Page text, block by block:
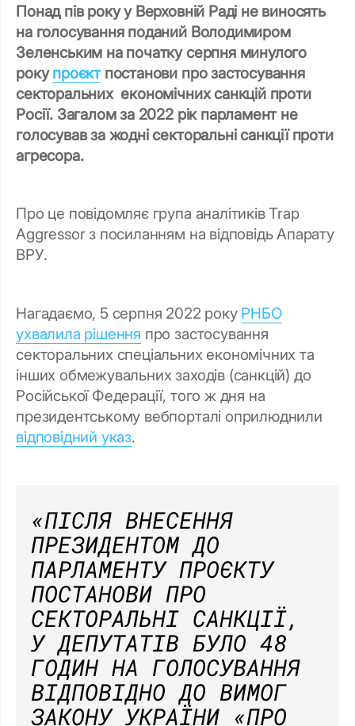
Понад пів року у Верховній Раді не виносять
на голосування поданий Володимиром
Зеленським на початку серпня минулого
рокупроєктпостанови про застосування
секторальних економічних санкцій проти
Росії. Загалом за 2022 рік парламент не
голосував за жодні секторальні санкції проти
агресора.
Про це повідомляє група аналітиків Trap
Aggressor з посиланням на відповідь Апарату
ВРУ.
Нагадаємо, 5 серпня 2022 року РНБО
ухвалила рішення про застосування
секторальних спеціальних економічних та
інших обмежувальних заходів (санкцій) до
Російської Федерації, того ж дня на
президентському вебпорталі оприлюднили
відповідний указ.
«ПІСЛЯ ВНЕСЕННЯ
ПРЕЗИДЕНТОМ ДО
ПАРЛАМЕНТУ ПРОЄКТУ
ПОСТАНОВИ ПРО
СЕКТОРАЛЬНІ САНКЦІЇ,
У ДЕПУТАТІВ БУЛО 48
ГОДИН НА ГОЛОСУВАННЯ
ВІДПОВІДНО ДО ВИМОГ
ЗАКОНУ УКРАЇНИ «ПРО